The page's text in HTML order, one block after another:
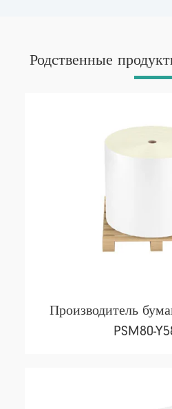
Родственные
Производитель
PSM80-